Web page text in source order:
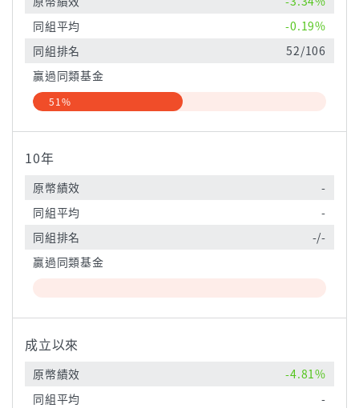
同組平均
-0.19%
同組排名
52/106
贏過同類基金
51%
10年
原幣績效
-
同組平均
-
同組排名
-/-
贏過同類基金
成立以來
原幣績效
-4.81%
同組平均
-